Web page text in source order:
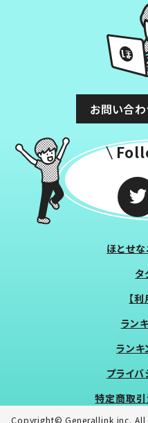
お問い合
ほとせ
タ
【
ラン
ランキ
プライ
特定商取
Copyright© Generallink inc. All